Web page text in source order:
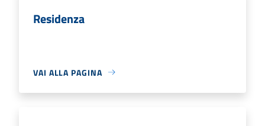
Residenza
VAI ALLA PAGINA